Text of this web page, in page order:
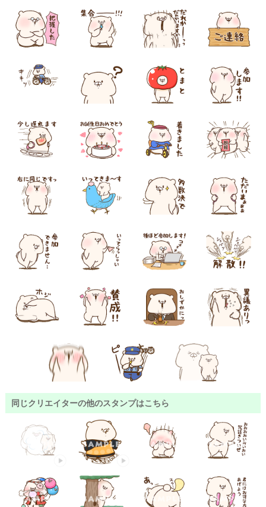
同じクリエイターの他のスタンプはこちら